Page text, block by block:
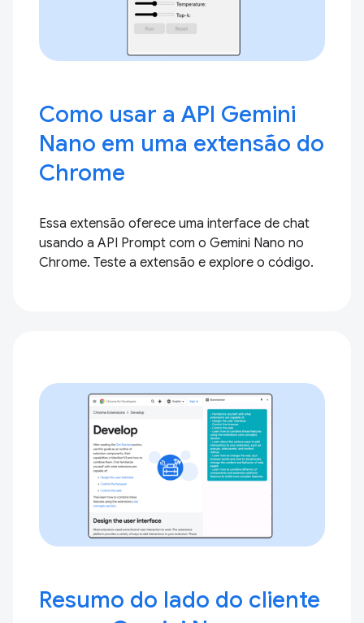
Como usar a API Gemini
Nano em uma extensão do
Chrome
Essa extensão oferece uma interface de chat
usando a API Prompt com o Gemini Nano no
Chrome. Teste a extensão e explore o código.
Resumo do lado do cliente